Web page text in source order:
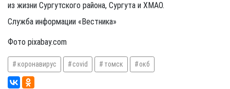
из жизни Сургутского района, Сургута и ХМАО.
Служба информации «Вестника»
Фото pixabay.com
коронавирус covid томск окб